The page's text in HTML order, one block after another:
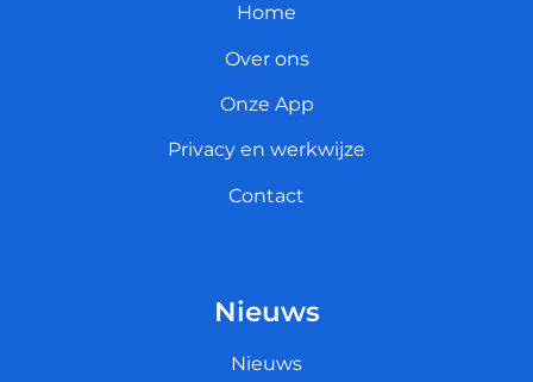
Home
Over ons
Onze App
Privacy en werkwijze
Contact
Nieuws
Nieuws